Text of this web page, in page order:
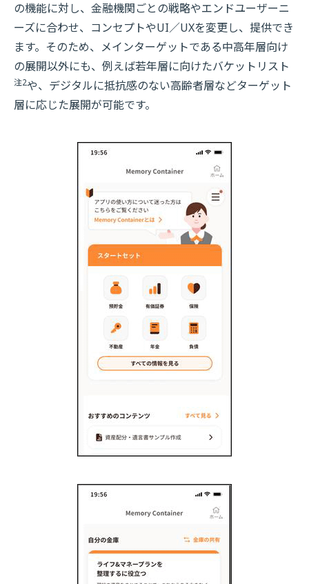
の機能に対し、金融機関ごとの戦略やエンドユーザーニ
ーズに合わせ、コンセプトやUI／UXを変更し、提供でき
ます。そのため、メインターゲットである中高年層向け
の展開以外にも、例えば若年層に向けたバケットリスト
注2や、デジタルに抵抗感のない高齢者層などターゲット
層に応じた展開が可能です。